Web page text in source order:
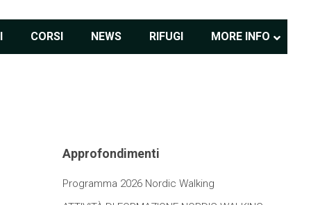
CORSI NEWS RIFUGI MORE INFO
Approfondimenti
Programma 2026 Nordic Walking